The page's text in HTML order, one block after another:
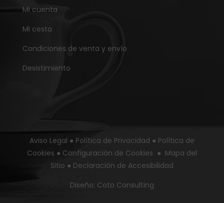
Mi cuenta
Mi cesta
Condiciones de venta y envío
Desistimiento
Aviso Legal ● Política de Privacidad ● Política de
Cookies ● Configuración de Cookies ● Mapa del
Sitio ● Declaración de Accesibilidad
Diseño: Coto Consulting